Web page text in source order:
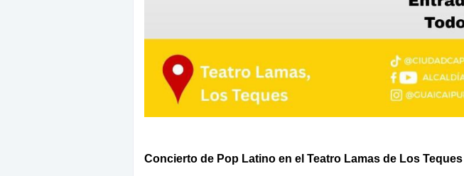
Concierto de Pop Latino en el Teatro Lamas de Los Teques